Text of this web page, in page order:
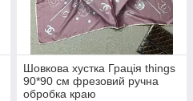
Шовкова хустка Грація things
90*90 см фрезовий ручна
обробка краю